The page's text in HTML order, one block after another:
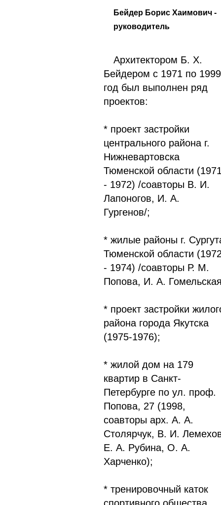
Бейдер Борис Хаимович -
руководитель
Архитектором Б. Х.
Бейдером с 1971 по 1999
год был выполнен ряд
проектов:
* проект застройки
центрального района г.
Нижневартовска
Тюменской области
- 1972) /соавторы В. И.
Лапоногов, И. А.
Гургенов/;
* жилые районы г.
Тюменской области
- 1974) /соавторы Р. М.
Попова, И. А.
* проект застройки
района города Якутска
(1975-1976);
* жилой дом на 179
квартир в Санкт-
Петербурге по ул. проф.
Попова, 27 (1998,
соавторы арх. А. А.
Столярчук, В. И.
Е. А. Рубина, О. А.
Харченко);
* тренировочный каток